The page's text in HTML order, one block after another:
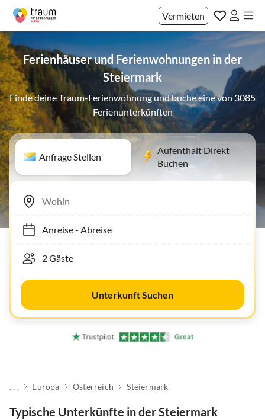
Vermieten
Ferienhäuser und Ferienwohnungen in der
Steiermark
Finde deine Traum-Ferienwohnung und buche eine von 3085
Ferienunterkünften
Anfrage Stellen
Aufenthalt Direkt
Buchen
Anreise- Abreise
Unterkunft Suchen
. . . Europa Österreich Steiermark
Typische Unterkünfte in der Steiermark